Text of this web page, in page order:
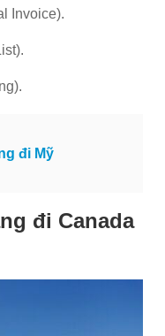
Invoice).
đi Mỹ
đi Canada